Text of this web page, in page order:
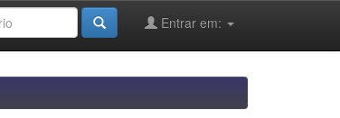
Entrar em: